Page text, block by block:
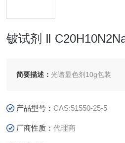
铍试剂 Ⅱ
简要描述：光谱显色剂10g包装
产品型号：CAS:51550-25-5
厂商性质：代理商